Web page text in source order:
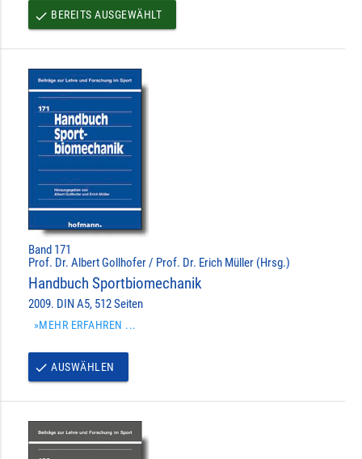
done BEREITS AUSGEWÄHLT
Band 171
Prof. Dr. Albert Gollhofer / Prof. Dr. Erich Müller (Hrsg.)
Handbuch Sportbiomechanik
2009. DIN A5, 512 Seiten
»MEHR ERFAHREN ...
done AUSWÄHLEN